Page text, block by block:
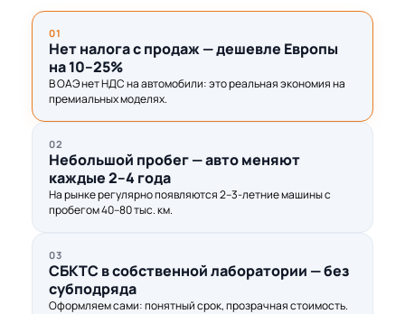
01
Нет налога с продаж — дешевле Европы
на 10–25%
В ОАЭ нет НДС на автомобили: это реальная экономия на
премиальных моделях.
02
Небольшой пробег — авто меняют
каждые 2–4 года
На рынке регулярно появляются 2–3-летние машины с
пробегом 40–80 тыс. км.
03
СБКТС в собственной лаборатории — без
субподряда
Оформляем сами: понятный срок, прозрачная стоимость.